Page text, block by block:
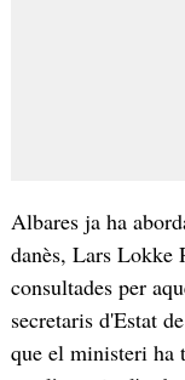
Albares ja ha
danès, Lars Lokke
consultades per
secretaris d'Estat
que el ministeri ha